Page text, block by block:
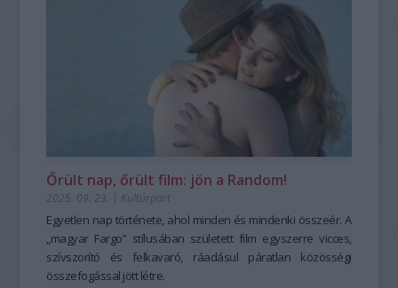
Őrült nap, őrült film: jön a Random!
2025. 09. 23. | Kultúrpart
Egyetlen nap története, ahol minden és mindenki összeér. A
„magyar Fargo” stílusában született film egyszerre vicces,
szívszorító és felkavaró, ráadásul páratlan közösségi
összefogással jött létre.